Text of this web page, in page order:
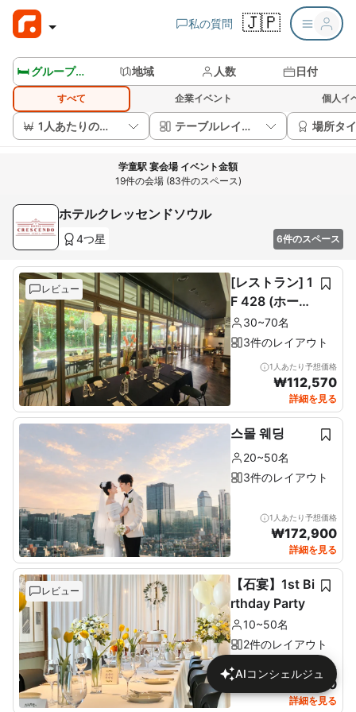
私の質問 🇯🇵
🛏️ グループルームを見る 地域 人数 日付
すべて 企業イベント 個人イ
1人あたりの価格 テーブルレイアウト 場所タ
学童駅 宴会場 イベント金額
19件の会場 (83件のスペース)
ホテルクレッセンドソウル
4つ星 6件のスペース
レビュー
[レストラン] 1
F 428 (ホール
60席+ルーム1
0席)
30~70名
3件のレイアウト
1人あたり予想価格
₩112,570
詳細を見る
스몰 웨딩
20~50名
3件のレイアウト
1人あたり予想価格
₩172,900
詳細を見る
レビュー
【石宴】1st Bi
rthday Party
10~50名
2件のレイアウト
1人あたり予想価格
137,680
詳細を見る
AIコンシェルジュ